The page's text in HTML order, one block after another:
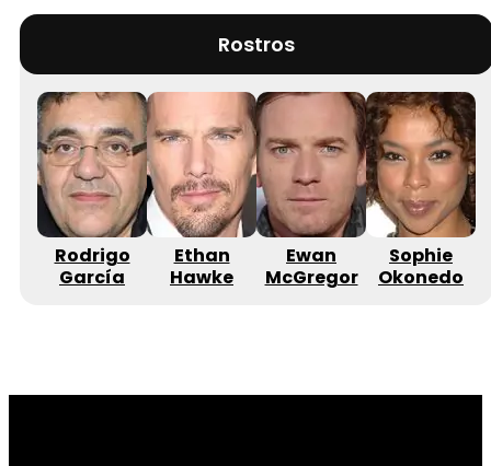
Rostros
Rodrigo
García
Ethan
Hawke
Ewan
McGregor
Sophie
Okonedo